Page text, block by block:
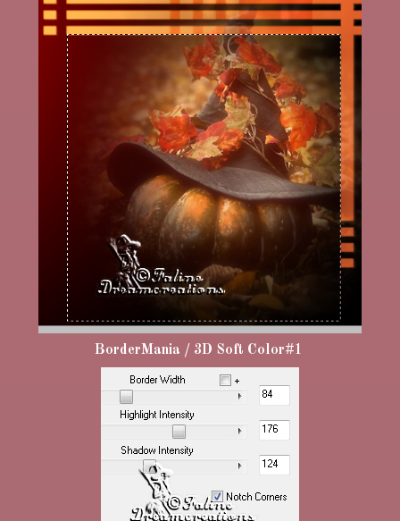
BorderMania / 3D Soft Color#1